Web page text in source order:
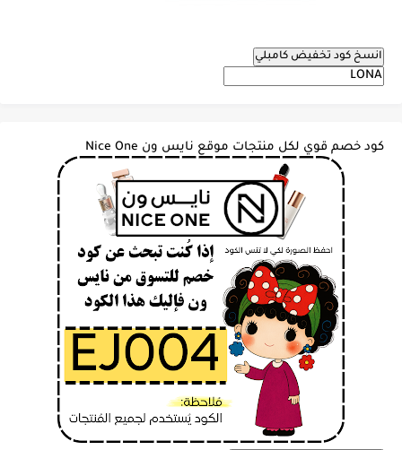
انسخ كود تخفيض كامبلي
كود خصم قوي لكل منتجات موقع نايس ون Nice One